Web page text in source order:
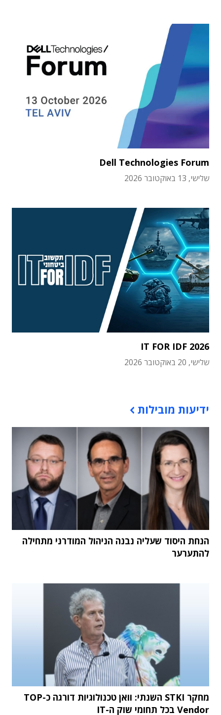
Dell Technologies Forum
שלישי, 13 באוקטובר 2026
IT FOR IDF 2026
שלישי, 20 באוקטובר 2026
ידיעות מובילות
הנחת היסוד שעליה נבנה הניהול המודרני מתחילה
להתערער
מחקר STKI השנתי: וואן טכנולוגיות דורגה כ-TOP
Vendor בכל תחומי שוק ה-IT